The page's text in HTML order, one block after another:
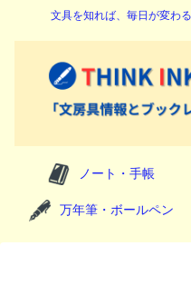
文具を知れば、毎日が変わ
ノート・手帳
万年筆・ボールペン